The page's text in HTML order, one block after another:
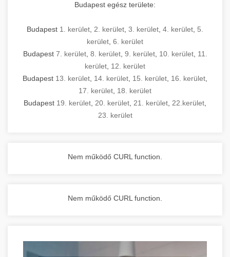
Budapest egész területe:
Budapest 1. kerület 2. kerület 3. kerület 4. kerület 5.
kerület 6. kerület
Budapest 7. kerület, 8. kerület, 9. kerület, 10. kerület, 11.
kerület 12. kerület
Budapest 13. kerület 14. kerület 15. kerület 16. kerület
17. kerület 18. kerület
Budapest 19. kerület 20. kerület 21. kerület 22.kerület
23. kerület
Nem működő CURL function.
Nem működő CURL function.